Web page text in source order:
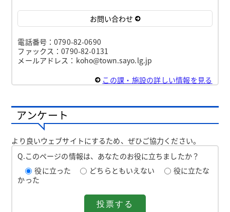
お問い合わせ
電話番号：0790-82-0690
ファックス：0790-82-0131
メールアドレス：koho@town.sayo.lg.jp
この課・施設の詳しい情報を見る
アンケート
より良いウェブサイトにするため、ぜひご協力ください。
Q.このページの情報は、あなたのお役に立ちましたか？
役に立った
どちらともいえない
役に立たな
かった